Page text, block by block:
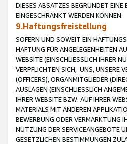
DIESES ABSATZES BEGRÜNDET
EINGESCHRÄNKT WERDEN KÖNNEN.
9.Haftungsfreistellung
SOFERN UND SOWEIT EIN
HAFTUNG FÜR ANGELEGENHEITEN
WEBSITE (EINSCHLIESSLICH IHRER
VERPFLICHTEN SICH, UNS, UNSERE
(OFFICERS), ORGANMITGLIEDER
AUSLAGEN (EINSCHLIESSLICH
IHRER WEBSITE BZW. AUF IHRER
MATERIALS MIT ANDEREN
BEWERBUNG ODER VERMARKTUNG
NUTZUNG DER SERVICEANGEBOTE
GESETZLICHEN BESTIMMUNGEN